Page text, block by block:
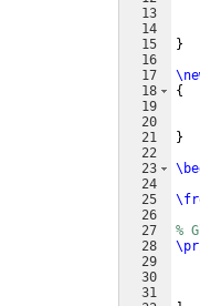
13
14
15
16
17
18
19
20
21
22
23
24
25
26
27
28
29
30
31
}
{
}
%